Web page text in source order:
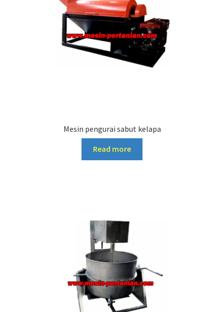
Mesin pengurai sabut kelapa
Read more